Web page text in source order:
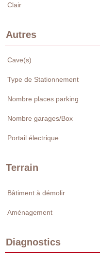
Clair
Autres
Cave(s)
Type de Stationnement
Nombre places parking
Nombre garages/Box
Portail électrique
Terrain
Bâtiment à démolir
Aménagement
Diagnostics